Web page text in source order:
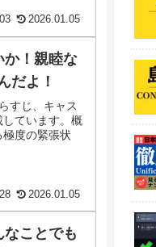
2026.01.05
か！親睦な
だよ！
すじ、キャス
しています。概
度の緊張状
2026.01.05
なことでも